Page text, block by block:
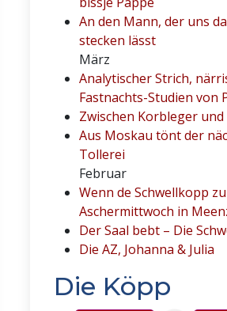
An den Mann, der uns
stecken lässt
März
Analytischer Strich,
Fastnachts-Studien von
Zwischen Korbleger
Aus Moskau tönt der
Tollerei
Februar
Wenn de Schwellkopp
Aschermittwoch in
Der Saal bebt – Die
Die AZ, Johanna & Julia
Die Köpp